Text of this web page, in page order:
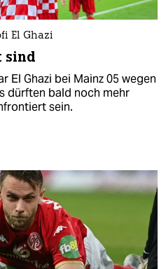
El Ghazi
sind
El Ghazi bei Mainz 05 wegen
dürften bald noch mehr
sein.